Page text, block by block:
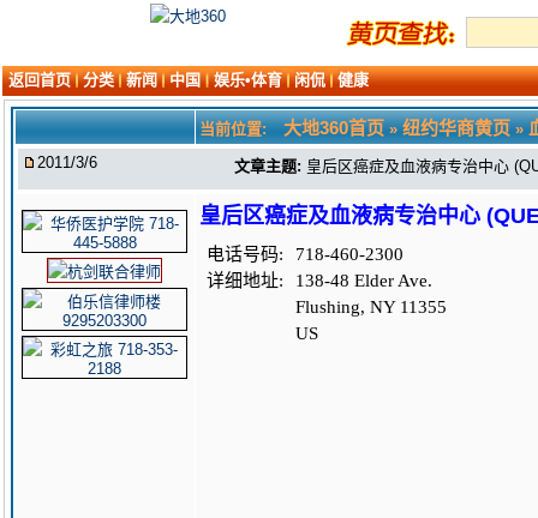
返回首页 分类 新闻 中国 娱乐•体育 闲侃 健康
当前位置: 大地360首页»纽约华商黄页»
2011/3/6 文章主题: 皇后区癌症及血液病专治中心
皇后区癌症及血液病专治中心
电话号码:
详细地址:
718-460-2300
138-48 Elder Ave.
Flushing, NY 11355
US